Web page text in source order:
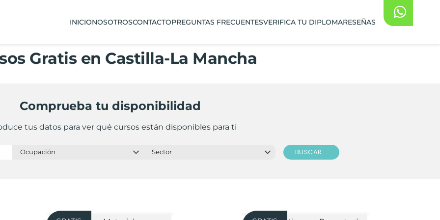
INICIONOSOTROSCONTACTOPREGUNTAS FRECUENTESVERIFICA TU DIPLOMARESEÑAS
Gratis en Castilla-La Mancha
Comprueba tu disponibilidad
tus datos para ver qué cursos están disponibles para ti
BUSCAR